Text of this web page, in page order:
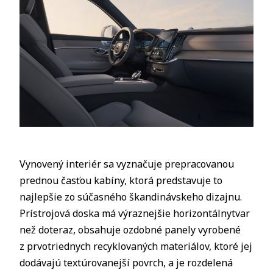
Vynovený interiér sa vyznačuje prepracovanou
prednou časťou kabíny, ktorá predstavuje to
najlepšie zo súčasného škandinávskeho dizajnu.
Prístrojová doska má výraznejšie horizontálnytvar
než doteraz, obsahuje ozdobné panely vyrobené
z prvotriednych recyklovaných materiálov, ktoré jej
dodávajú textúrovanejší povrch, a je rozdelená